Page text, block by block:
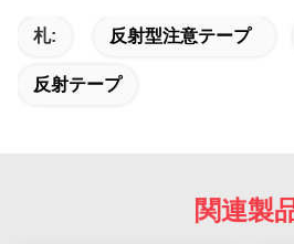
札: 反射型注意テープ
反射テープ
関連製